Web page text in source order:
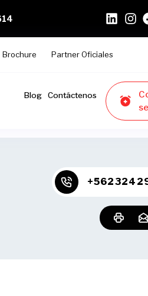
Brochure Partner Oficiales
Blog Contáctenos